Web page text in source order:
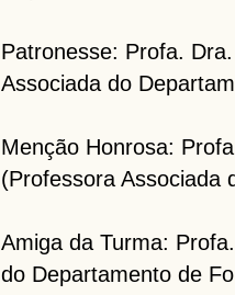
Patronesse: Profa.
Associada do
Menção Honrosa:
(Professora Associada
Amiga da Turma:
do Departamento de